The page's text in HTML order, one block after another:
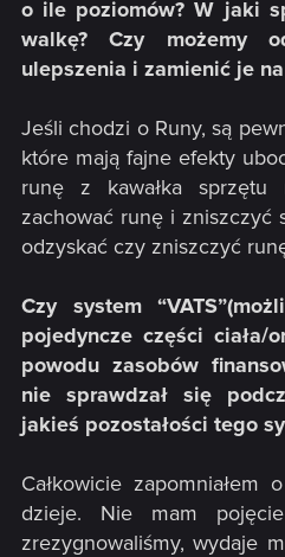
o ile poziomów? W jaki
walkę? Czy możemy
ulepszenia i zamienić je
Jeśli chodzi o Runy, są
które mają fajne efekty
runę z kawałka sprzętu
zachować runę i zniszczyć
odzyskać czy zniszczyć
Czy system
pojedyncze części ciała/
powodu zasobów
nie sprawdzał się
jakieś pozostałości tego
Całkowicie zapomniałem
dzieje. Nie mam
zrezygnowaliśmy, wydaje